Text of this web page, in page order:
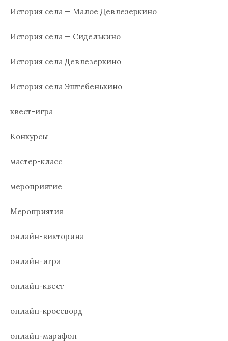
История села — Малое Девлезеркино
История села — Сиделькино
История села Девлезеркино
История села Эштебенькино
квест-игра
Конкурсы
мастер-класс
мероприятие
Мероприятия
онлайн-викторина
онлайн-игра
онлайн-квест
онлайн-кроссворд
онлайн-марафон